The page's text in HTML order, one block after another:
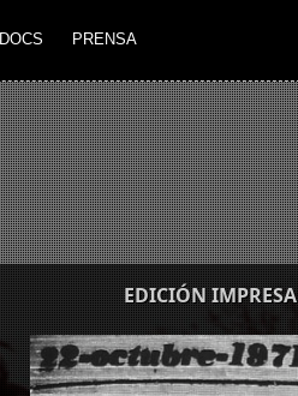
DOCS PRENSA
EDICIÓN IMPRESA